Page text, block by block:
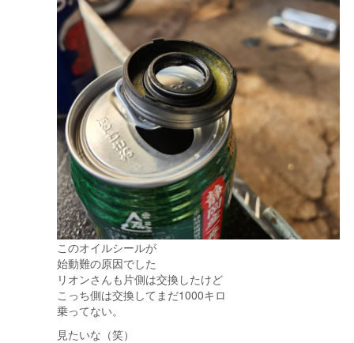
このオイルシールが
始動難の原因でした
リオンさんも片側は交換したけど
こっち側は交換してまだ1000キロ
乗ってない。
見たいな（笑）